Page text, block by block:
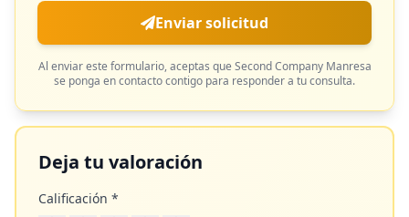
Enviar solicitud
Al enviar este formulario, aceptas que Second Company Manresa
se ponga en contacto contigo para responder a tu consulta.
Deja tu valoración
Calificación *